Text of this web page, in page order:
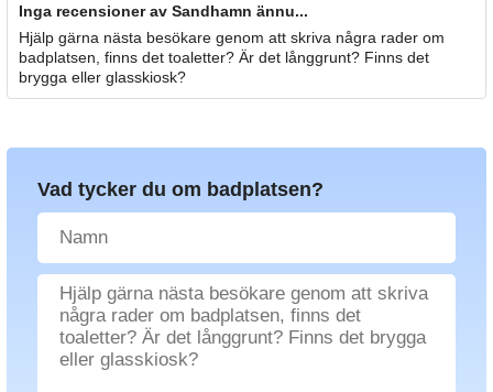
Inga recensioner av Sandhamn ännu...
Hjälp gärna nästa besökare genom att skriva några rader om
badplatsen, finns det toaletter? Är det långgrunt? Finns det
brygga eller glasskiosk?
Vad tycker du om badplatsen?